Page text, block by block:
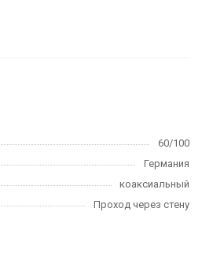
60/100
Германия
коаксиальный
Проход через стену